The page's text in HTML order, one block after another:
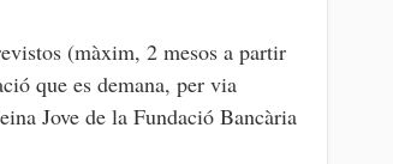
(màxim, 2 mesos a partir
que es demana, per via
Jove de la Fundació Bancària